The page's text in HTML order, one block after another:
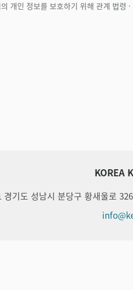
개인 정보를 보호하기 위해 관계 법령
KOREA
경기도 성남시 분당구 황새울로